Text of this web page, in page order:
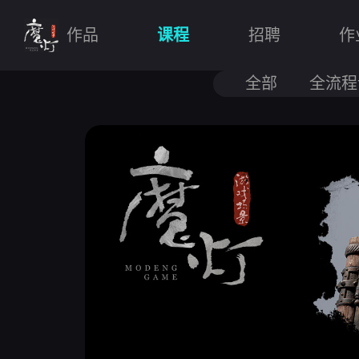
作品 课程 招聘 作
全部 全流